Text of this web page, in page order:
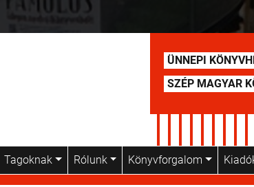
ÜNNEPI
SZÉP MAGYAR
Tagoknak Rólunk Könyvforgalom